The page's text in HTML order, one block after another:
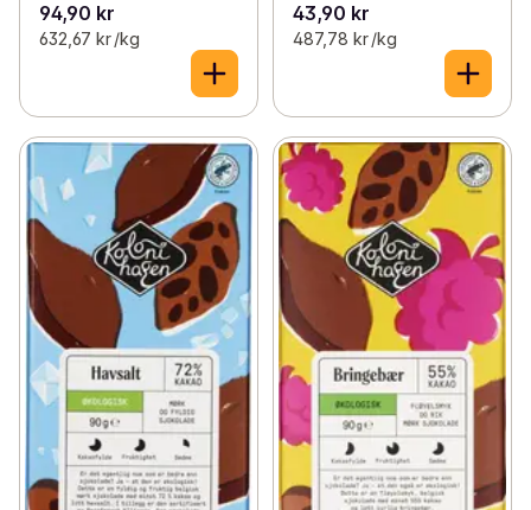
94,90 kr
632,67 kr /kg
43,90 kr
487,78 kr /kg